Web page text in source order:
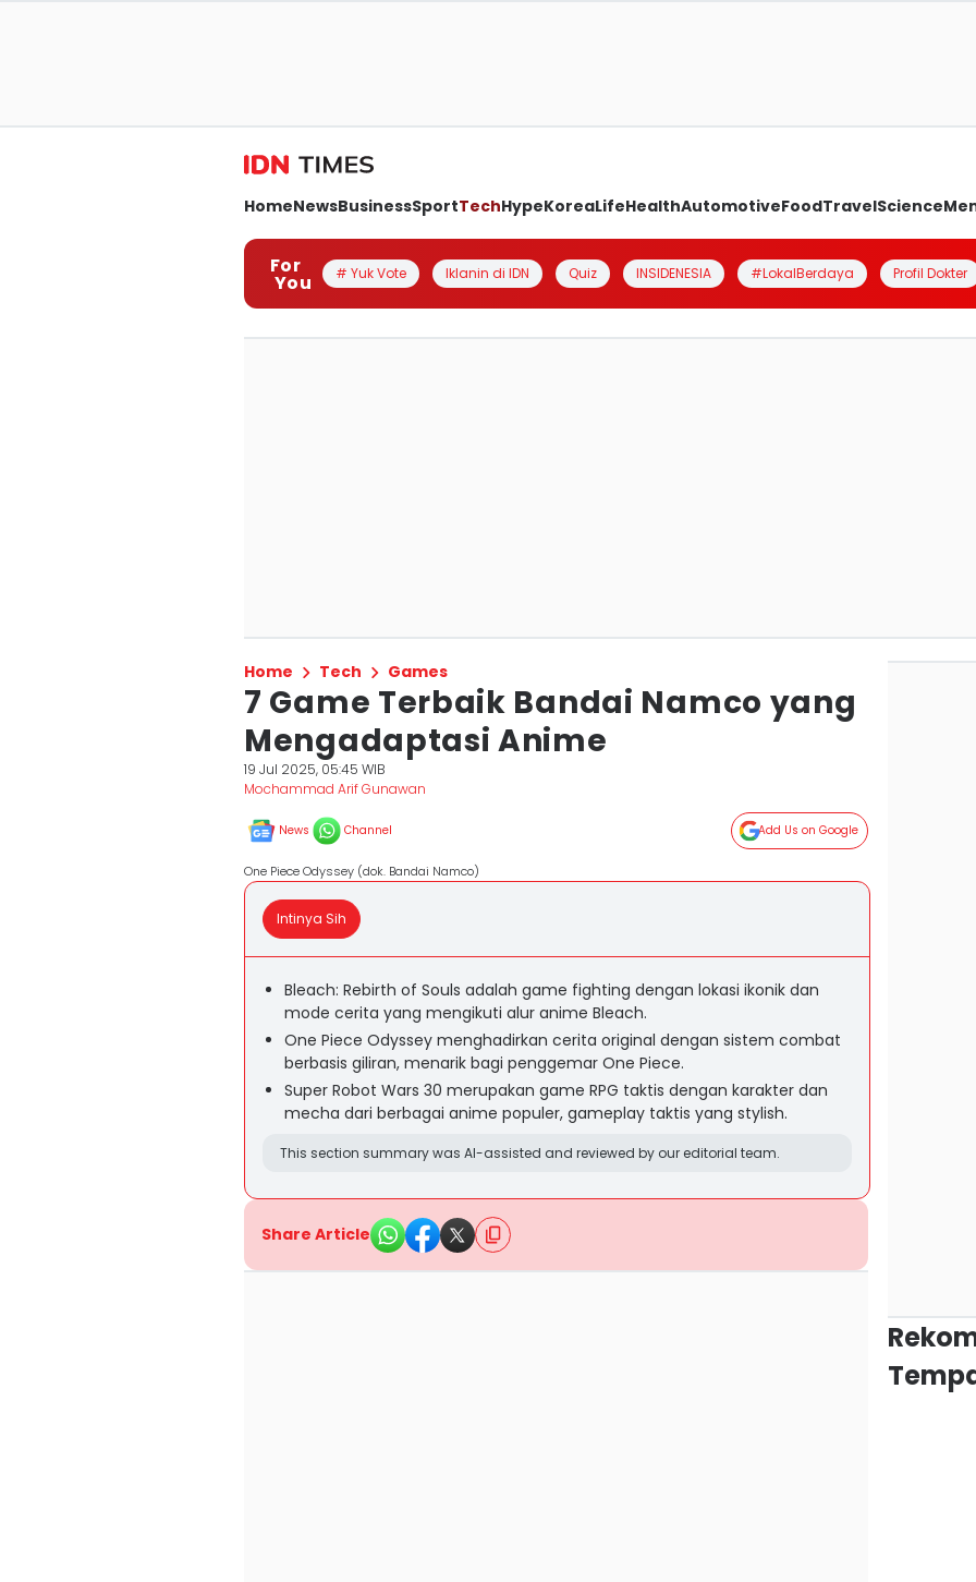
HomeNewsBusinessSportTechHypeKoreaLifeHealthAutomotiveFoodTravelScience
For
You # Yuk Vote Iklanin di IDN Quiz INSIDENESIA #LokalBerdaya Profil Dokter
Home Tech Games
7 Game Terbaik Bandai Namco yang
Mengadaptasi Anime
19 Jul 2025, 05:45 WIB
Mochammad Arif Gunawan
News Channel Add Us on Google
One Piece Odyssey (dok. Bandai Namco)
Intinya Sih
Bleach: Rebirth of Souls adalah game fighting dengan lokasi ikonik dan
mode cerita yang mengikuti alur anime Bleach.
One Piece Odyssey menghadirkan cerita original dengan sistem combat
berbasis giliran, menarik bagi penggemar One Piece.
Super Robot Wars 30 merupakan game RPG taktis dengan karakter dan
mecha dari berbagai anime populer, gameplay taktis yang stylish.
This section summary was AI-assisted and reviewed by our editorial team.
Share Article